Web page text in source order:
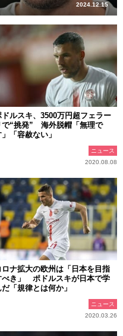
2024.12.15
ドルスキ、3500万円超フェラー
で“挑発” 海外脱帽「無理で
「容赦ない」
ニュース
2020.08.08
ロナ拡大の欧州は「日本を目指
べき」 ポドルスキが日本で学
だ「規律とは何か」
ニュース
2020.03.26